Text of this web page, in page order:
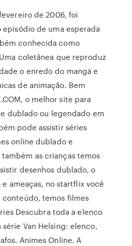
de 2006, foi
de uma esperada
conhecida como
coletânea que reproduz
o enredo do mangá e
de animação. Bem
o melhor site para
dublado ou legendado em
pode assistir séries
online dublado e
as crianças temos
desenhos dublado, o
ameaças, no startflix você
temos filmes
Descubra toda a elenco
Van Helsing: elenco,
Animes Online. A